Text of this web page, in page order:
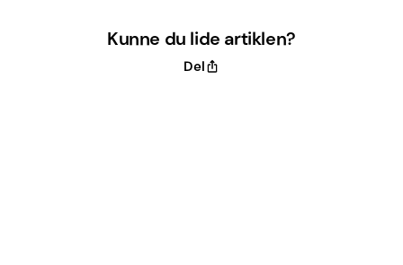
Kunne du lide artiklen?
Del